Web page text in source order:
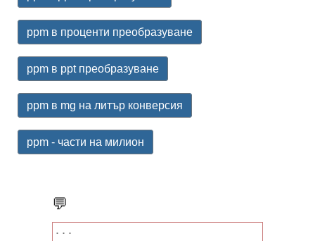
ppm в проценти преобразуване
ppm в ppt преобразуване
ppm в mg на литър конверсия
ppm - части на милион
💬